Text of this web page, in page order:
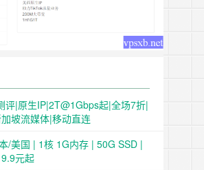
评|原生IP|2T@1Gbps起|全场7折|
坡流媒体|移动直连
/美国 | 1核 1G内存 | 50G SSD |
元起